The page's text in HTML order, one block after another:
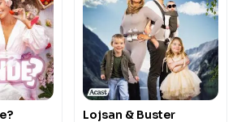
Lojsan & Buster